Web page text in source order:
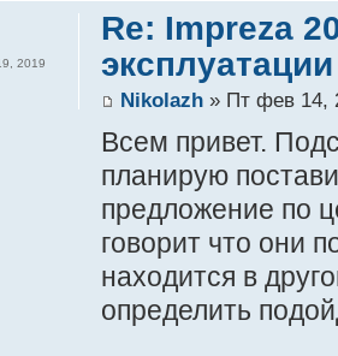
Re: Impreza
эксплуатации
Nikolazh» Пт фев 14,
Всем привет.
планирую
предложение по
говорит что они
находится в
определить
2019